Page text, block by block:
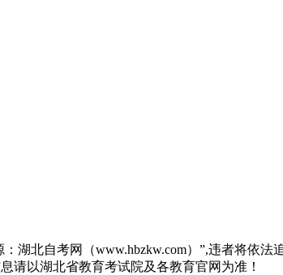
湖北自考网（www.hbzkw.com）”,违者将依法
请以湖北省教育考试院及各教育官网为准！